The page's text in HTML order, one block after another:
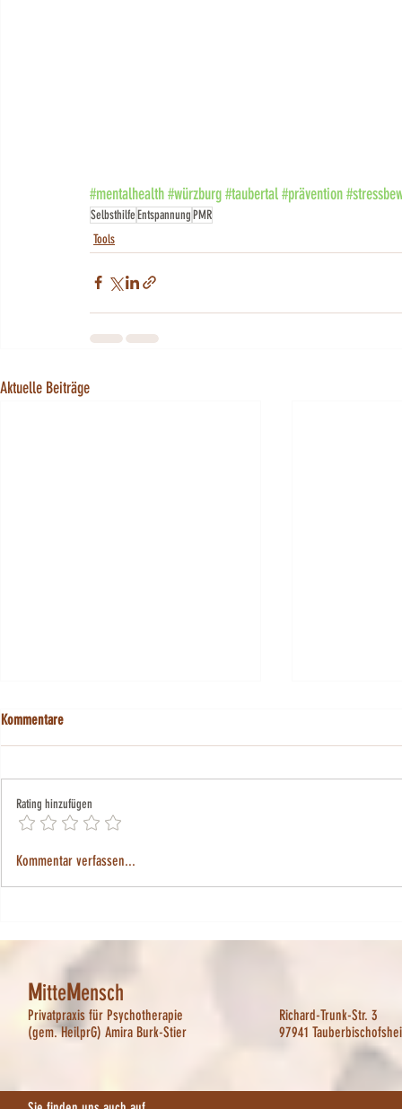
#mentalhealth#würzburg#taubertal#prävention
SelbsthilfeEntspannungPMR
Tools
Aktuelle Beiträge
Der künstlerische Ausdruck
Loslassen
Kommentare
Rating hinzufügen
Kommentar verfassen...
MitteMensch
Privatpraxis für Psychotherapie
(gem. HeilprG) Amira Burk-Stier
Richard-Trunk-Str. 3
97941